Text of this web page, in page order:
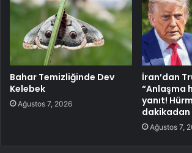
Bahar Temizliğinde Dev
Kelebek
Ağustos 7, 2026
İran’dan
“Anlaşma
yanıt!
dakikadan
Ağustos 7,